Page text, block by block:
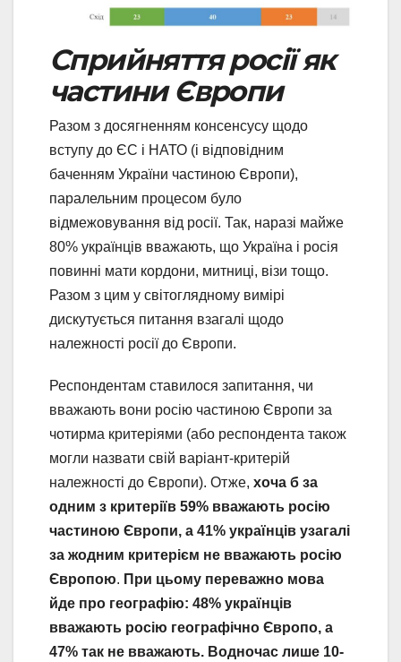
Сприйняття росії як
частини Європи
Разом з досягненням консенсусу щодо
вступу до ЄС і НАТО (і відповідним
баченням України частиною Європи),
паралельним процесом було
відмежовування від росії. Так, наразі майже
80% українців вважають, що Україна і росія
повинні мати кордони, митниці, візи тощо.
Разом з цим у світоглядному вимірі
дискутується питання взагалі щодо
належності росії до Європи.
Респондентам ставилося запитання, чи
вважають вони росію частиною Європи за
чотирма критеріями (або респондента також
могли назвати свій варіант-критерій
належності до Європи). Отже, хоча б за
одним з критеріїв 59% вважають росію
частиною Європи, а 41% українців узагалі
за жодним критерієм не вважають росію
Європою. При цьому переважно мова
йде про географію: 48% українців
вважають росію географічно Європо, а
47% так не вважають. Водночас лише 10-